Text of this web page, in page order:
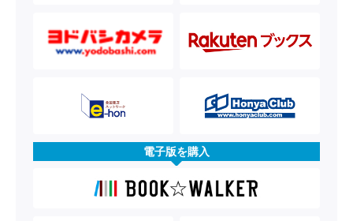
電子版を購入